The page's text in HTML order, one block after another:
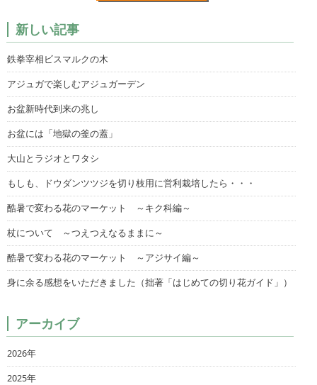
新しい記事
鉄拳宰相ビスマルクの木
アジュガで楽しむアジュガーデン
お盆新時代到来の兆し
お盆には「地獄の釜の蓋」
大山とラジオとワタシ
もしも、ドウダンツツジを切り枝用に営利栽培したら・・・
酷暑で変わる花のマーケット ～キク科編～
杖について ～つえつえなるままに～
酷暑で変わる花のマーケット ～アジサイ編～
身に余る感想をいただきました（拙著「はじめての切り花ガイド」）
アーカイブ
2026年
2025年